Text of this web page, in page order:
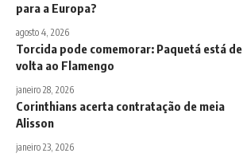
para a Europa?
agosto 4, 2026
Torcida pode comemorar: Paquetá está de
volta ao Flamengo
janeiro 28, 2026
Corinthians acerta contratação de meia
Alisson
janeiro 23, 2026